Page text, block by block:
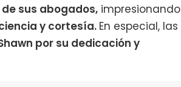
sus abogados, impresionando
y cortesía. En especial, las
por su dedicación y